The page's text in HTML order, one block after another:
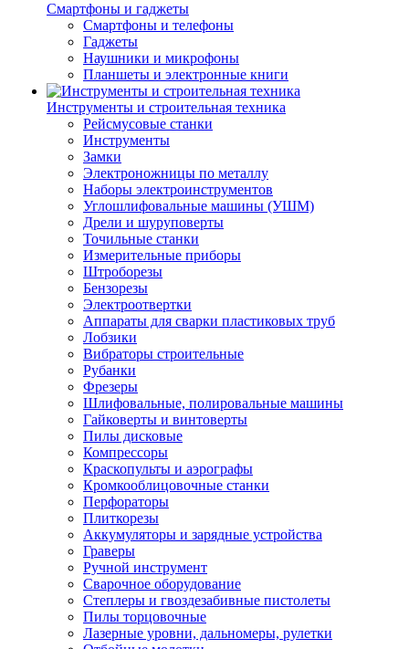
Смартфоны и гаджеты
Смартфоны и телефоны
Гаджеты
Наушники и микрофоны
Планшеты и электронные книги
Инструменты и строительная техника
Рейсмусовые станки
Инструменты
Замки
Электроножницы по металлу
Наборы электроинструментов
Углошлифовальные машины (УШМ)
Дрели и шуруповерты
Точильные станки
Измерительные приборы
Штроборезы
Бензорезы
Электроотвертки
Аппараты для сварки пластиковых труб
Лобзики
Вибраторы строительные
Рубанки
Фрезеры
Шлифовальные, полировальные машины
Гайковерты и винтоверты
Пилы дисковые
Компрессоры
Краскопульты и аэрографы
Кромкооблицовочные станки
Перфораторы
Плиткорезы
Аккумуляторы и зарядные устройства
Граверы
Ручной инструмент
Сварочное оборудование
Степлеры и гвоздезабивные пистолеты
Пилы торцовочные
Лазерные уровни, дальномеры, рулетки